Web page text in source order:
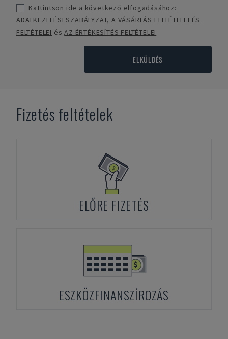
Kattintson ide a következő elfogadásához:
ADATKEZELÉSI SZABÁLYZAT,A VÁSÁRLÁS FELTÉTELEI ÉS
FELTÉTELEI ésAZ ÉRTÉKESÍTÉS FELTÉTELEI
ELKÜLDÉS
Fizetés feltételek
ELŐRE FIZETÉS
ESZKÖZFINANSZÍROZÁS